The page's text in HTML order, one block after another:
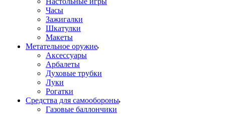
Часы
Зажигалки
Шкатулки
Макеты
Метательное оружие
Аксессуары
Арбалеты
Духовые трубки
Луки
Рогатки
Средства для самообороны
Газовые баллончики